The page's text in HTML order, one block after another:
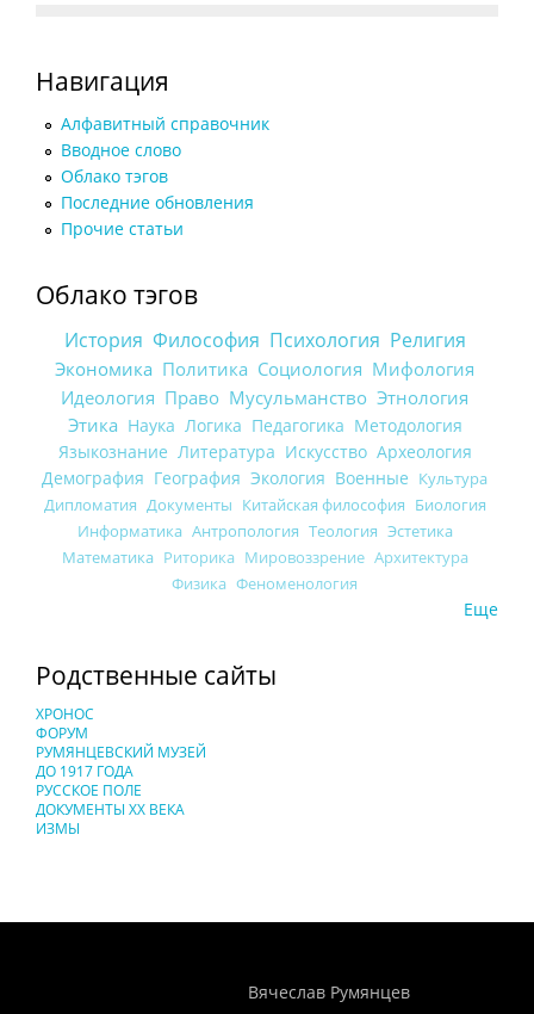
Навигация
Алфавитный справочник
Вводное слово
Облако тэгов
Последние обновления
Прочие статьи
Облако тэгов
История Философия Психология Религия
Экономика Политика Социология Мифология
Идеология Право Мусульманство Этнология
Этика Наука Логика Педагогика Методология
Языкознание Литература Искусство Археология
Демография География Экология Военные Культура
Дипломатия Документы Китайская философия Биология
Информатика Антропология Теология Эстетика
Математика Риторика Мировоззрение Архитектура
Физика Феноменология
Еще
Родственные сайты
ХРОНОС
ФОРУМ
РУМЯНЦЕВСКИЙ МУЗЕЙ
ДО 1917 ГОДА
РУССКОЕ ПОЛЕ
ДОКУМЕНТЫ XX ВЕКА
ИЗМЫ
Вячеслав Румянцев